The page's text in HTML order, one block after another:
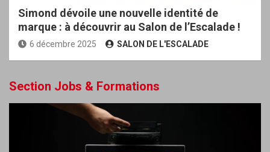
Simond dévoile une nouvelle identité de
marque : à découvrir au Salon de l’Escalade !
6 décembre 2025 SALON DE L'ESCALADE
Section Jobs & Formations